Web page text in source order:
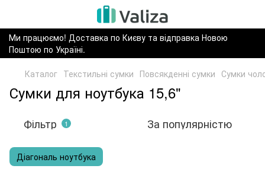
Ми працюємо! Доставка по Києву та відправка Новою
Поштою по Україні.
Каталог Текстильні сумки Повсякденні сумки Сумки
Сумки для ноутбука 15,6"
Фільтр 1 За популярністю
Діагональ ноутбука